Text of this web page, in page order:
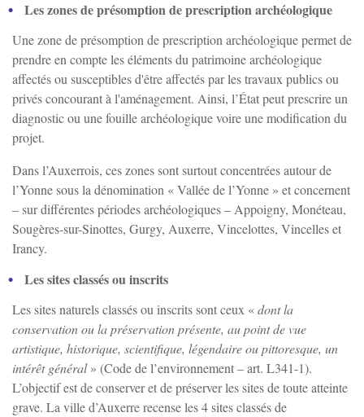
Les zones de présomption de prescription archéologique
Une zone de présomption de prescription archéologique permet de
prendre en compte les éléments du patrimoine archéologique
affectés ou susceptibles d'être affectés par les travaux publics ou
privés concourant à l'aménagement. Ainsi, l’État peut prescrire un
diagnostic ou une fouille archéologique voire une modification du
projet.
Dans l’Auxerrois, ces zones sont surtout concentrées autour de
l’Yonne sous la dénomination « Vallée de l’Yonne » et concernent
– sur différentes périodes archéologiques – Appoigny, Monéteau,
Sougères-sur-Sinottes, Gurgy, Auxerre, Vincelottes, Vincelles et
Irancy.
Les sites classés ou inscrits
Les sites naturels classés ou inscrits sont ceux «dont la
conservation ou la préservation présente, au point de vue
artistique, historique, scientifique, légendaire ou pittoresque, un
intérêt général» (Code de l’environnement – art. L341-1).
L’objectif est de conserver et de préserver les sites de toute atteinte
grave. La ville d’Auxerre recense les 4 sites classés de